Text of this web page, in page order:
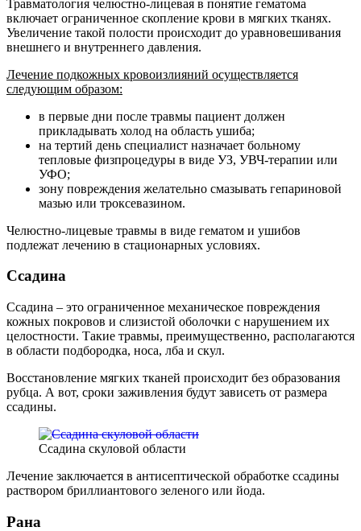
Травматология челюстно-лицевая в понятие гематома
включает ограниченное скопление крови в мягких тканях.
Увеличение такой полости происходит до уравновешивания
внешнего и внутреннего давления.
Лечение подкожных кровоизлияний осуществляется
следующим образом:
в первые дни после травмы пациент должен
прикладывать холод на область ушиба;
на тертий день специалист назначает больному
тепловые физпроцедуры в виде УЗ, УВЧ-терапии или
УФО;
зону повреждения желательно смазывать гепариновой
мазью или троксевазином.
Челюстно-лицевые травмы в виде гематом и ушибов
подлежат лечению в стационарных условиях.
Ссадина
Ссадина – это ограниченное механическое повреждения
кожных покровов и слизистой оболочки с нарушением их
целостности. Такие травмы, преимущественно, располагаются
в области подбородка, носа, лба и скул.
Восстановление мягких тканей происходит без образования
рубца. А вот, сроки заживления будут зависеть от размера
ссадины.
Ссадина скуловой области
Лечение заключается в антисептической обработке ссадины
раствором бриллиантового зеленого или йода.
Рана